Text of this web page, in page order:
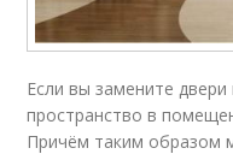
Если вы замените
пространство в
Причём таким образом